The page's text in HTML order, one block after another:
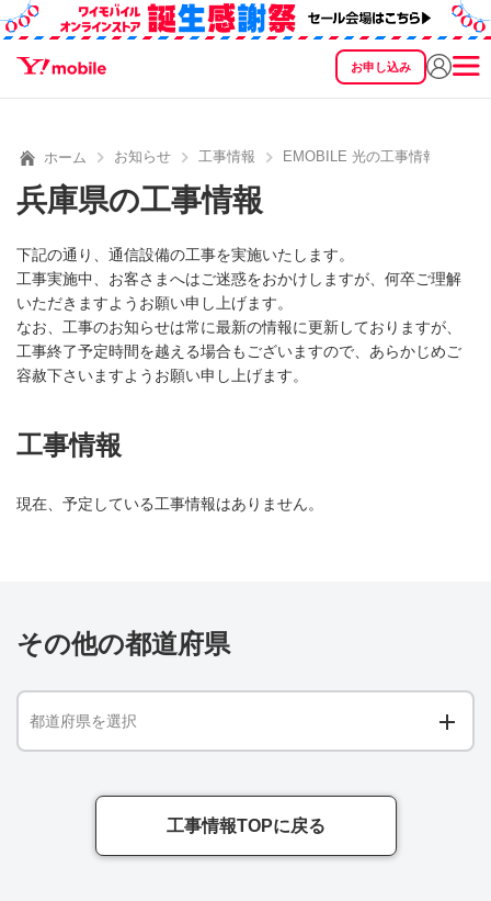
お申し込み
SEARCH
ホーム お知らせ 工事情報 EMOBILE 光の工事情報
兵庫県の工事情報
下記の通り、通信設備の工事を実施いたします。
工事実施中、お客さまへはご迷惑をおかけしますが、何卒ご理解
いただきますようお願い申し上げます。
なお、工事のお知らせは常に最新の情報に更新しておりますが、
工事終了予定時間を越える場合もございますので、あらかじめご
容赦下さいますようお願い申し上げます。
工事情報
現在、予定している工事情報はありません。
その他の都道府県
都道府県を選択
工事情報TOPに戻る